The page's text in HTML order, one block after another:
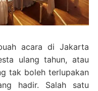
acara di Jakarta
ulang tahun, atau
tak boleh terlupakan
hadir. Salah satu